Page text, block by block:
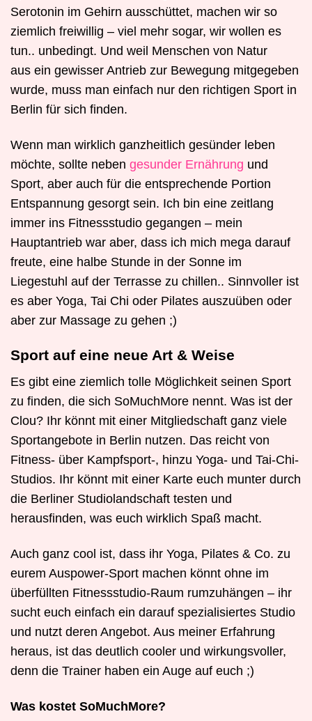
Serotonin im Gehirn ausschüttet, machen wir so
ziemlich freiwillig – viel mehr sogar, wir wollen es
tun.. unbedingt. Und weil Menschen von Natur
aus ein gewisser Antrieb zur Bewegung mitgegeben
wurde, muss man einfach nur den richtigen Sport in
Berlin für sich finden.
Wenn man wirklich ganzheitlich gesünder leben
möchte, sollte neben gesunder Ernährung und
Sport, aber auch für die entsprechende Portion
Entspannung gesorgt sein. Ich bin eine zeitlang
immer ins Fitnessstudio gegangen – mein
Hauptantrieb war aber, dass ich mich mega darauf
freute, eine halbe Stunde in der Sonne im
Liegestuhl auf der Terrasse zu chillen.. Sinnvoller ist
es aber Yoga, Tai Chi oder Pilates auszuüben oder
aber zur Massage zu gehen ;)
Sport auf eine neue Art & Weise
Es gibt eine ziemlich tolle Möglichkeit seinen Sport
zu finden, die sich SoMuchMore nennt. Was ist der
Clou? Ihr könnt mit einer Mitgliedschaft ganz viele
Sportangebote in Berlin nutzen. Das reicht von
Fitness- über Kampfsport-, hinzu Yoga- und Tai-Chi-
Studios. Ihr könnt mit einer Karte euch munter durch
die Berliner Studiolandschaft testen und
herausfinden, was euch wirklich Spaß macht.
Auch ganz cool ist, dass ihr Yoga, Pilates & Co. zu
eurem Auspower-Sport machen könnt ohne im
überfüllten Fitnessstudio-Raum rumzuhängen – ihr
sucht euch einfach ein darauf spezialisiertes Studio
und nutzt deren Angebot. Aus meiner Erfahrung
heraus, ist das deutlich cooler und wirkungsvoller,
denn die Trainer haben ein Auge auf euch ;)
Was kostet SoMuchMore?